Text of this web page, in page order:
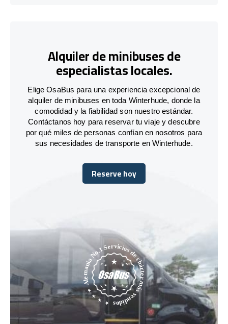
Alquiler de minibuses de
especialistas locales.
Elige OsaBus para una experiencia excepcional de
alquiler de minibuses en toda Winterhude, donde la
comodidad y la fiabilidad son nuestro estándar.
Contáctanos hoy para reservar tu viaje y descubre
por qué miles de personas confían en nosotros para
sus necesidades de transporte en Winterhude.
Reserve hoy
Reserve hoy